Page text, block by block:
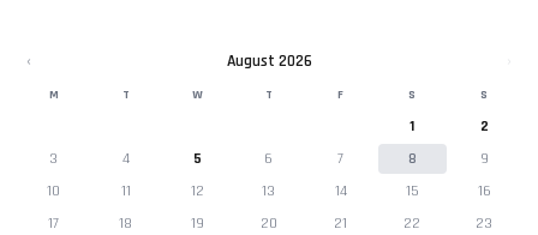
‹ August 2026
M T W T F S S
1
2
3
4 5 6 7 8
9
10
11 12 13 14 15
16
17
18 19 20 21 22
23